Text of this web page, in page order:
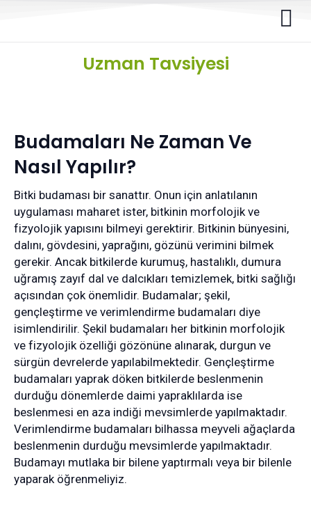
Uzman Tavsiyesi
Budamaları Ne Zaman Ve
Nasıl Yapılır?
Bitki budaması bir sanattır. Onun için anlatılanın
uygulaması maharet ister, bitkinin morfolojik ve
fizyolojik yapısını bilmeyi gerektirir. Bitkinin bünyesini,
dalını, gövdesini, yaprağını, gözünü verimini bilmek
gerekir. Ancak bitkilerde kurumuş, hastalıklı, dumura
uğramış zayıf dal ve dalcıkları temizlemek, bitki sağlığı
açısından çok önemlidir. Budamalar; şekil,
gençleştirme ve verimlendirme budamaları diye
isimlendirilir. Şekil budamaları her bitkinin morfolojik
ve fizyolojik özelliği gözönüne alınarak, durgun ve
sürgün devrelerde yapılabilmektedir. Gençleştirme
budamaları yaprak döken bitkilerde beslenmenin
durduğu dönemlerde daimi yapraklılarda ise
beslenmesi en aza indiği mevsimlerde yapılmaktadır.
Verimlendirme budamaları bilhassa meyveli ağaçlarda
beslenmenin durduğu mevsimlerde yapılmaktadır.
Budamayı mutlaka bir bilene yaptırmalı veya bir bilenle
yaparak öğrenmeliyiz.